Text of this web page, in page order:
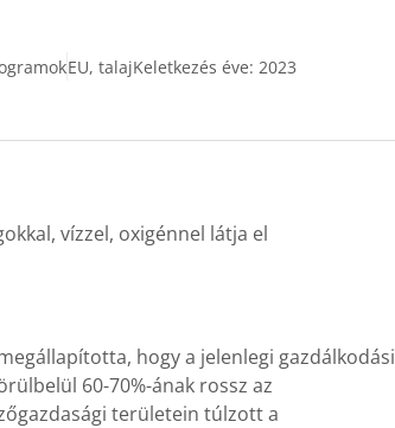
EU, talajKeletkezés éve: 2023
vízzel, oxigénnel látja el
hogy a jelenlegi gazdálkodási
60-70%-ának rossz az
területein túlzott a